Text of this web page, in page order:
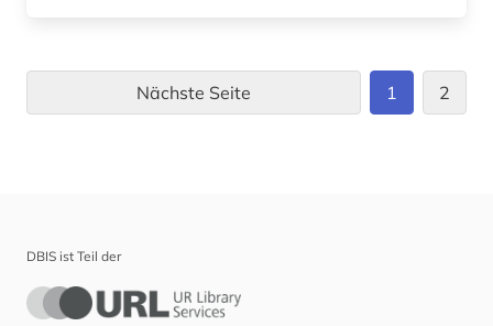
Nächste Seite 1 2
DBIS ist Teil der